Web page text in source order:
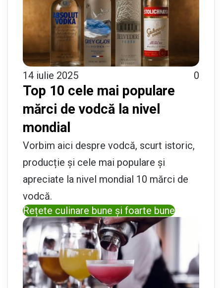
14 iulie 2025 0
Top 10 cele mai populare
mărci de vodcă la nivel
mondial
Vorbim aici despre vodcă, scurt istoric,
producție și cele mai populare și
apreciate la nivel mondial 10 mărci de
vodcă.
Rețete culinare bune și foarte bune